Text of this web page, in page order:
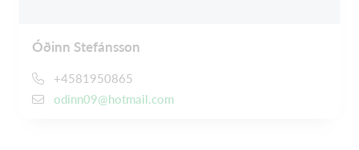
Óðinn Stefánsson
+4581950865
odinn09@hotmail.com